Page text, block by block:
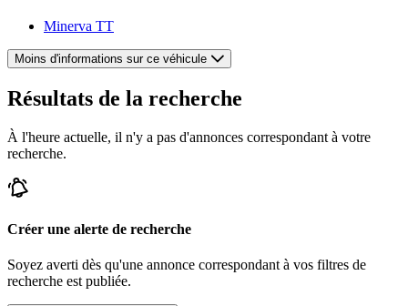
Minerva TT
Moins d'informations sur ce véhicule
Résultats de la recherche
À l'heure actuelle, il n'y a pas d'annonces correspondant à votre
recherche.
Créer une alerte de recherche
Soyez averti dès qu'une annonce correspondant à vos filtres de
recherche est publiée.